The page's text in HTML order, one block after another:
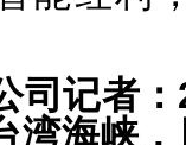
司记者
湾海峡